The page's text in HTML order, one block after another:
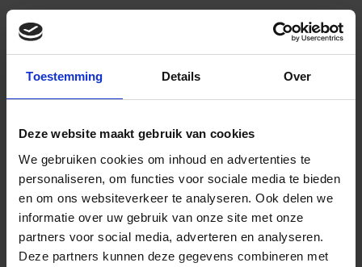
Toestemming Details Over
Deze website maakt gebruik van cookies
We gebruiken cookies om inhoud en advertenties te
personaliseren, om functies voor sociale media te bieden
en om ons websiteverkeer te analyseren. Ook delen we
informatie over uw gebruik van onze site met onze
partners voor social media, adverteren en analyseren.
Deze partners kunnen deze gegevens combineren met